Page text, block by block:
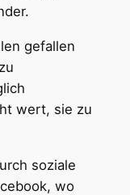
gefallen
wert, sie zu
soziale
wo